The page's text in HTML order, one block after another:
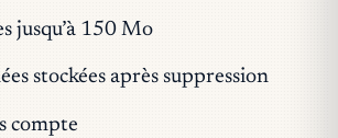
jusqu’à 150 Mo
stockées après suppression
compte